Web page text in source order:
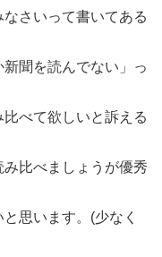
さいって書いてある
聞を読んでない」っ
べて欲しいと訴える
み比べましょうが優秀
思います。(少なく